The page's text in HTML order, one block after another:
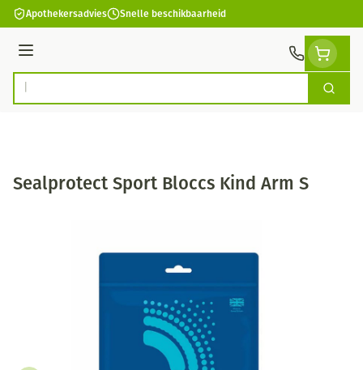
Ga naar de inhoud
Apothekersadvies Snelle beschikbaarheid
Menu
Product, merk, categorie... Zoek
Sealprotect Sport Bloccs Kind Arm S